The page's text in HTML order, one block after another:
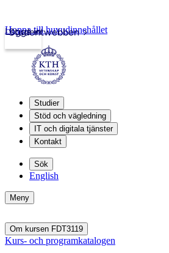
Studentwebben
Logga in
Hoppa till huvudinnehållet
Studier
Stöd och vägledning
IT och digitala tjänster
Kontakt
Sök
English
Meny
Om kursen FDT3119
Kurs- och programkatalogen